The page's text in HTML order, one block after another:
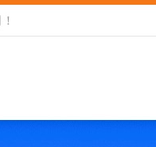
！